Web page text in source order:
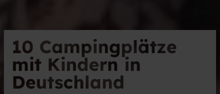
10 Campingplätze
mit Kindern in
Deutschland